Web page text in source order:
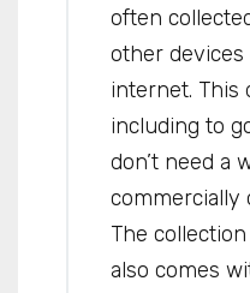
often
other
internet. This
including to
don’t need a
commercially
The
also comes